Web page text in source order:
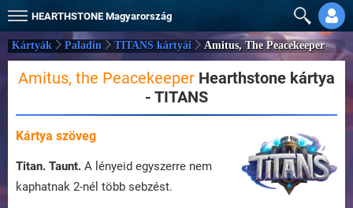
HEARTHSTONE Magyarország
Kártyák Paladin TITANS kártyái Amitus, The Peacekeeper
Amitus, the Peacekeeper Hearthstone kártya
- TITANS
Kártya szöveg
Titan. Taunt. A lényeid egyszerre nem
kaphatnak 2-nél több sebzést.